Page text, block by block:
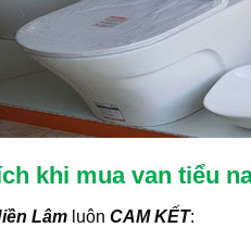
khi mua van tiểu
Lâm luôn CAM KẾT: